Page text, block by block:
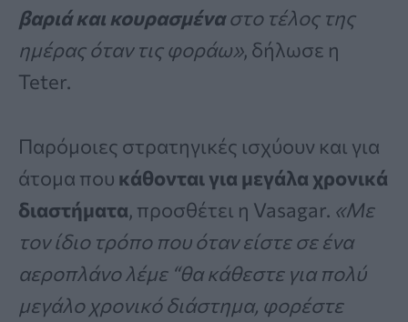
βαριά και κουρασμέναστο τέλος της
ημέρας όταν τις φοράω», δήλωσε η
Teter.
Παρόμοιες στρατηγικές ισχύουν και για
άτομα που κάθονται για μεγάλα χρονικά
διαστήματα, προσθέτει η Vasagar. «Με
τον ίδιο τρόπο που όταν είστε σε ένα
αεροπλάνο λέμε “θα κάθεστε για πολύ
μεγάλο χρονικό διάστημα, φορέστε